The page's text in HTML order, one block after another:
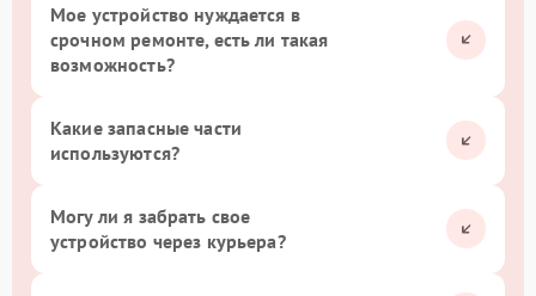
Мое устройство нуждается в
срочном ремонте, есть ли такая
возможность?
Какие запасные части
используются?
Могу ли я забрать свое
устройство через курьера?